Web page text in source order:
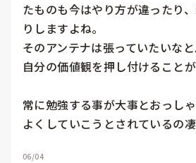
たものも今はやり方が違ったり
りしますよね。
そのアンテナは張っていたいなと
自分の価値観を押し付けること
常に勉強する事が大事とおっし
よくしていこうとされているの
06/04